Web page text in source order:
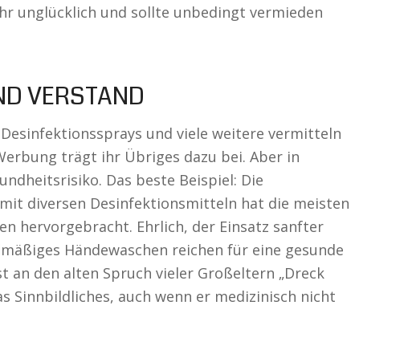
unglücklich und sollte unbedingt vermieden
VERSTAND
und viele weitere vermitteln
trägt ihr Übriges dazu bei. Aber in
Das beste Beispiel: Die
diversen Desinfektionsmitteln hat die meisten
hervorgebracht. Ehrlich, der Einsatz sanfter
Händewaschen reichen für eine gesunde
an den alten Spruch vieler Großeltern „Dreck
Sinnbildliches, auch wenn er medizinisch nicht